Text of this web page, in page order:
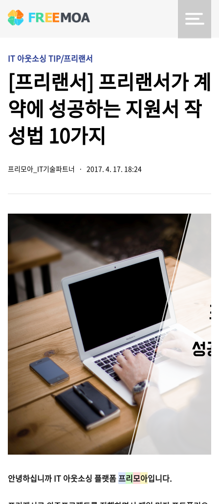
IT 아웃소싱 TIP/프리랜서
[프리랜서] 프리랜서가 계
약에 성공하는 지원서 작
성법 10가지
프리모아_IT기술파트너 · 2017. 4. 17. 18:24
안녕하십니까 IT 아웃소싱 플랫폼프리모아입니다.